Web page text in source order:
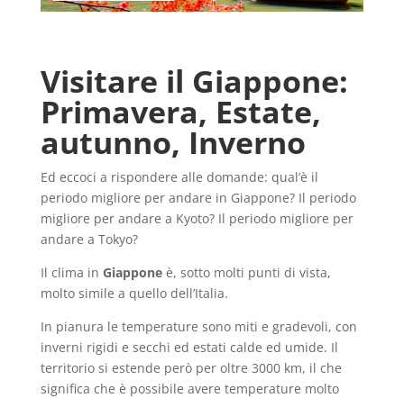
Visitare il Giappone:
Primavera, Estate,
autunno, Inverno
Ed eccoci a rispondere alle domande: qual’è il
periodo migliore per andare in Giappone? Il periodo
migliore per andare a Kyoto? Il periodo migliore per
andare a Tokyo?
Il clima in Giapponeè, sotto molti punti di vista,
molto simile a quello dell’Italia.
In pianura le temperature sono miti e gradevoli, con
inverni rigidi e secchi ed estati calde ed umide. Il
territorio si estende però per oltre 3000 km, il che
significa che è possibile avere temperature molto